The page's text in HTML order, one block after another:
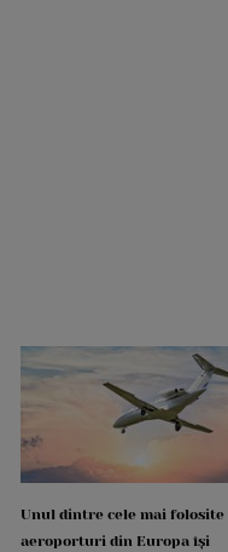
Unul dintre cele mai folosite
aeroporturi din Europa își